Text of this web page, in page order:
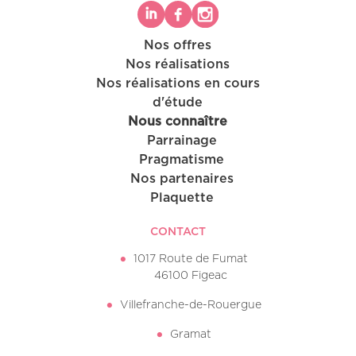
Nos offres
Nos réalisations
Nos réalisations en cours
d'étude
Nous connaître
Parrainage
Pragmatisme
Nos partenaires
Plaquette
CONTACT
1017 Route de Fumat
46100 Figeac
Villefranche-de-Rouergue
Gramat